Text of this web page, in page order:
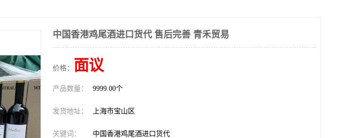
中国香港鸡尾酒进口货代 售后完善 青禾贸易
价格： 面议
产品数量： 9999.00个
发货地址： 上海市宝山区
关键词： 中国香港鸡尾酒进口货代